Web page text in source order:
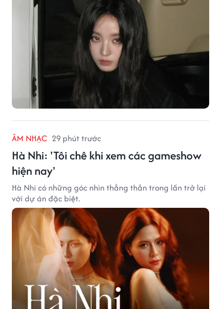
ÂM NHẠC 29 phút trước
Hà Nhi: 'Tôi chê khi xem các gameshow
hiện nay'
Hà Nhi có những góc nhìn thẳng thắn trong lần trở lại
với dự án đặc biệt.